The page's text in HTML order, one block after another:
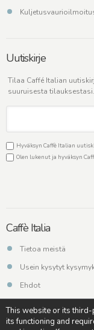
Uutiskirje
Tilaa Caffé Italian
suuruisesta tilauksestasi.
Hyväksyn Caffè Italian
Olen lukenut ja hyväksyn
Caffè Italia
Tietoa meistä
Usein kysytyt
Ehdot
This website or its
its functioning and